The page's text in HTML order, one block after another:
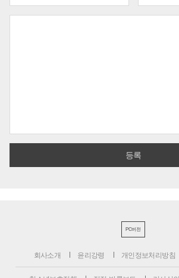
PC버전
회사소개 윤리강령 개인정보처리방침